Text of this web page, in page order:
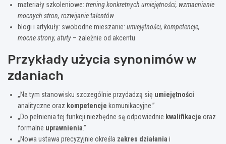
materiały szkoleniowe: trening konkretnych umiejętności, wzmacnianie
mocnych stron, rozwijanie talentów
blogi i artykuły: swobodne mieszanie: umiejętności, kompetencje,
mocne strony, atuty – zależnie od akcentu
Przykłady użycia synonimów w
zdaniach
„Na tym stanowisku szczególnie przydadzą się umiejętności
analityczne oraz kompetencje komunikacyjne.”
„Do pełnienia tej funkcji niezbędne są odpowiednie kwalifikacje oraz
formalne uprawnienia.”
„Nowa ustawa precyzyjnie określa zakres działania i